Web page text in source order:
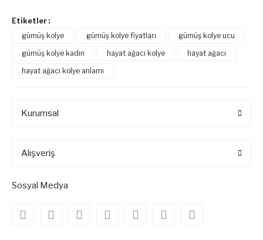
Etiketler :
gümüş kolye
gümüş kolye fiyatları
gümüş kolye ucu
gümüş kolye kadın
hayat ağacı kolye
hayat ağacı
hayat ağacı kolye anlamı
Kurumsal
Alışveriş
Sosyal Medya